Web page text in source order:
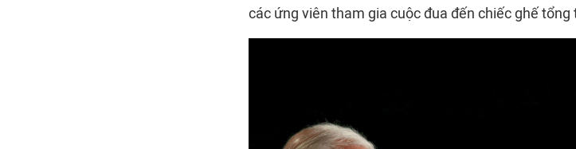
các ứng viên tham gia cuộc đua đến chiếc ghế tổng